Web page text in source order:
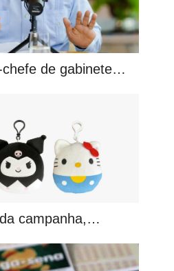
chefe de gabinete…
campanha,…